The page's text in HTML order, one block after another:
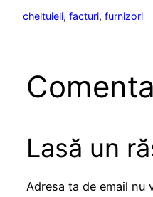
cheltuieli, facturi, furnizori
Lasă un
Adresa ta de email nu